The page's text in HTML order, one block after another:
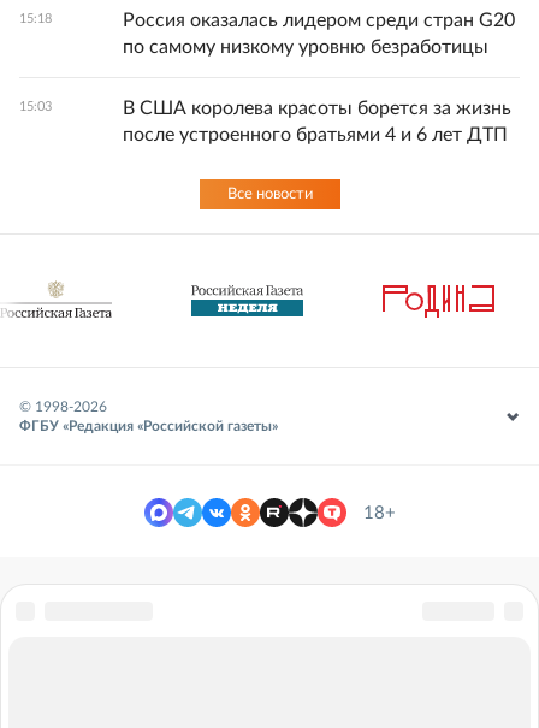
15:18
Россия оказалась лидером среди стран G20
по самому низкому уровню безработицы
15:03
В США королева красоты борется за жизнь
после устроенного братьями 4 и 6 лет ДТП
Все новости
© 1998-2026
ФГБУ «Редакция «Российской газеты»
18+